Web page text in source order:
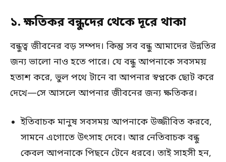
১. ক্ষতিকর বন্ধুদের থেকে দূরে থাকা
বন্ধুত্ব জীবনের বড় সম্পদ। কিন্তু সব বন্ধু আমাদের উন্নতির
জন্য ভালো নাও হতে পারে। যে বন্ধু আপনাকে সবসময়
হতাশ করে, ভুল পথে টানে বা আপনার স্বপ্নকে ছোট করে
দেখে—সে আসলে আপনার জীবনের জন্য ক্ষতিকর।
ইতিবাচক মানুষ সবসময় আপনাকে উজ্জীবিত করবে,
সামনে এগোতে উৎসাহ দেবে। আর নেতিবাচক বন্ধু
কেবল আপনাকে পিছনে টেনে ধরবে। তাই সাহসী হন,